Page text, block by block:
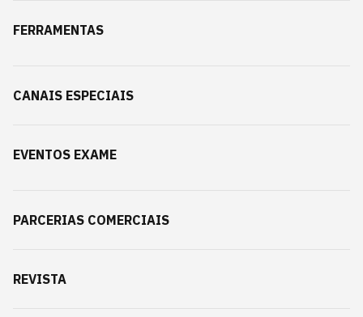
FERRAMENTAS
CANAIS ESPECIAIS
EVENTOS EXAME
PARCERIAS COMERCIAIS
REVISTA